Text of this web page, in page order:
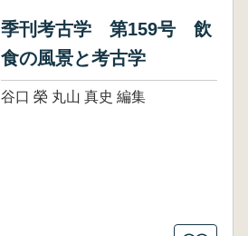
季刊考古学 第159号 飲
食の風景と考古学
谷口 榮 丸山 真史 編集